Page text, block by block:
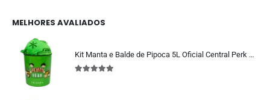
MELHORES AVALIADOS
Kit Manta e Balde de Pipoca 5L Oficial Central Perk Friends